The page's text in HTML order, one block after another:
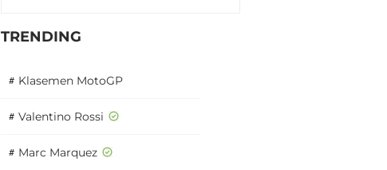
TRENDING
# Klasemen MotoGP
# Valentino Rossi
# Marc Marquez